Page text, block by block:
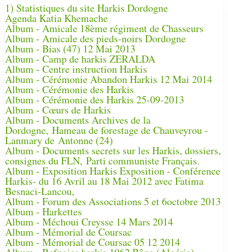
1) Statistiques du site Harkis Dordogne
Agenda Katia Khemache
Album - Amicale 18ème régiment de Chasseurs
Album - Amicale des pieds-noirs Dordogne
Album - Bias (47) 12 Mai 2013
Album - Camp de harkis ZERALDA
Album - Centre instruction Harkis
Album - Cérémonie Abandon Harkis 12 Mai 2014
Album - Cérémonie des Harkis
Album - Cérémonie des Harkis 25-09-2013
Album - Cœurs de Harkis
Album - Documents Archives de la
Dordogne, Hameau de forestage de Chauveyrou -
Lanmary de Antonne (24)
Album - Documents secrets sur les Harkis, dossiers,
consignes du FLN, Parti communiste Français.
Album - Exposition Harkis Exposition - Conférence
Harkis- du 16 Avril au 18 Mai 2012 avec Fatima
Besnaci-Lancou,
Album - Forum des Associations 5 et 6octobre 2013
Album - Harkettes
Album - Méchoui Creysse 14 Mars 2014
Album - Mémorial de Coursac
Album - Mémorial de Coursac 05 12 2014